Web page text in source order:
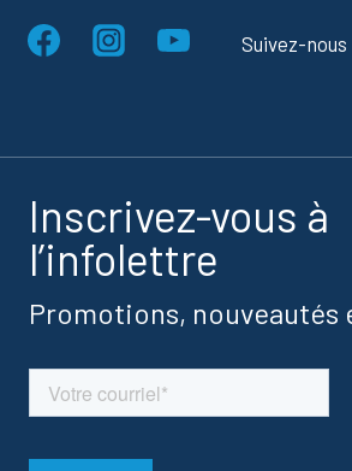
Suivez-nous
Inscrivez-vous à
l’infolettre
Promotions, nouveautés